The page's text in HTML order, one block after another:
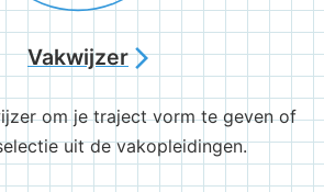
Vakwijzerarrow_forward_ios
om je traject vorm te geven of
uit de vakopleidingen.